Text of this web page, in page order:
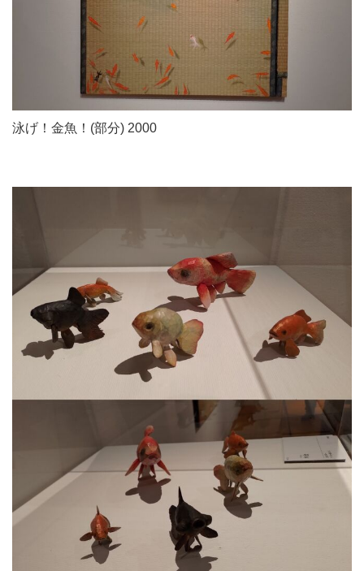
泳げ！金魚！(部分) 2000